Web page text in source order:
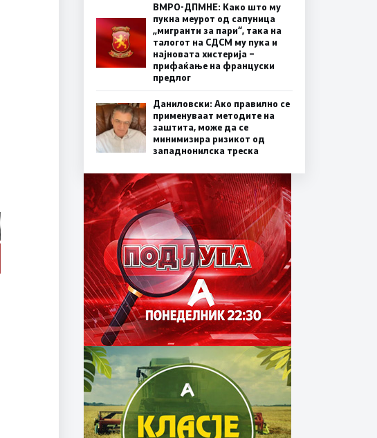
ВМРО-ДПМНЕ: Како што му
пукна меурот од сапуница
„мигранти за пари“, така на
талогот на СДСМ му пука и
најновата хистерија –
прифаќање на француски
предлог
Даниловски: Ако правилно се
применуваат методите на
заштита, може да се
минимизира ризикот од
западнонилска треска